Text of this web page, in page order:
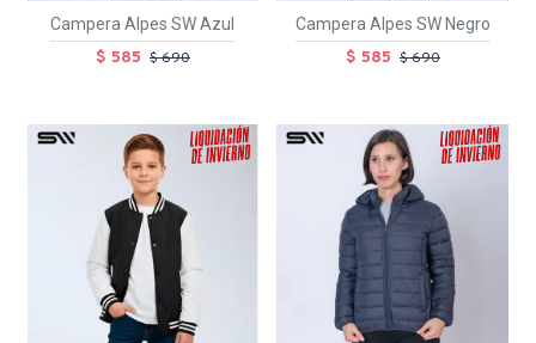
Campera Alpes SW Azul
$ 585 $ 690
Campera Alpes SW Negro
$ 585 $ 690
TEXTTRANSPARENTE SALE TEXTTRANSPARENTE SALE